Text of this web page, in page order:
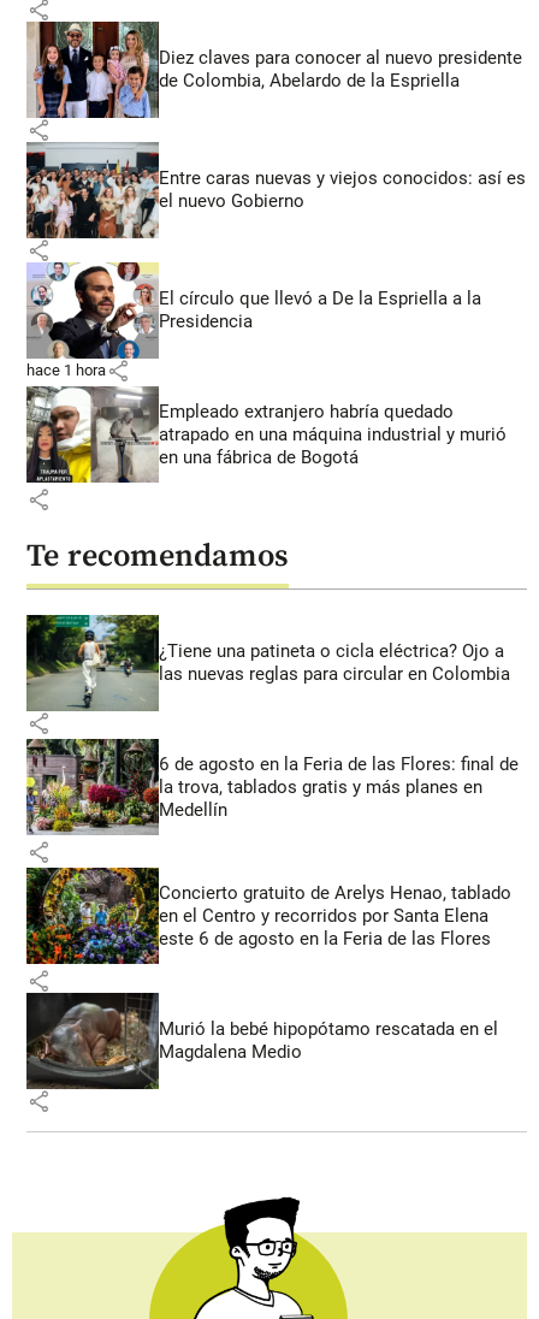
share
Diez claves para conocer al nuevo presidente
de Colombia, Abelardo de la Espriella
share
Entre caras nuevas y viejos conocidos: así es
el nuevo Gobierno
share
El círculo que llevó a De la Espriella a la
Presidencia
hace 1 hora share
Empleado extranjero habría quedado
atrapado en una máquina industrial y murió
en una fábrica de Bogotá
share
Te recomendamos
¿Tiene una patineta o cicla eléctrica? Ojo a
las nuevas reglas para circular en Colombia
share
6 de agosto en la Feria de las Flores: final de
la trova, tablados gratis y más planes en
Medellín
share
Concierto gratuito de Arelys Henao, tablado
en el Centro y recorridos por Santa Elena
este 6 de agosto en la Feria de las Flores
share
Murió la bebé hipopótamo rescatada en el
Magdalena Medio
share